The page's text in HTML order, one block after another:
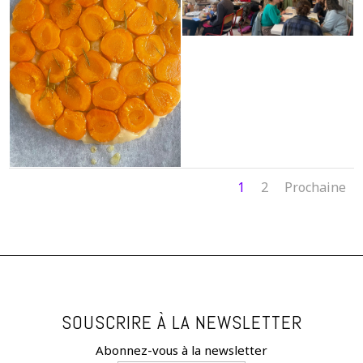
1 2 Prochaine
SOUSCRIRE À LA NEWSLETTER
Abonnez-vous à la newsletter